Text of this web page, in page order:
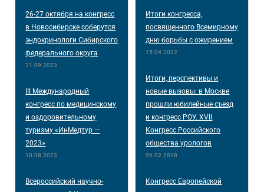
26-27 октября на конгресс
в Новосибирске соберутся
эндокринологи Сибирского
федерального округа
21.09.2023
III Международный
конгресс по медицинскому
и оздоровительному
туризму «ИнМедтур —
2023»
10.08.2023
Всероссийский научно-
Итоги конгресса,
посвященного Всемирному
дню борьбы с ожирением
15.04.2022
Итоги, перспективы и
новые вызовы: в Москве
прошли юбилейные съезд
и конгресс РОУ. XVII
Конгресс Российского
общества урологов
06.02.2018
Конгресс Европейской